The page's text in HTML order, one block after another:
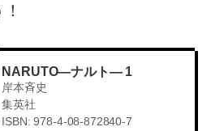
NARUTO―ナルト― 1
岸本斉史
集英社
ISBN: 978-4-08-872840-7